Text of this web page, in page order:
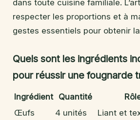
dans toute cuisine familiale.
respecter les proportions et à
gestes essentiels pour obtenir
Quels sont les ingrédients
pour réussir une fougnarde
Ingrédient Quantité
Œufs
4 unités
Liant et